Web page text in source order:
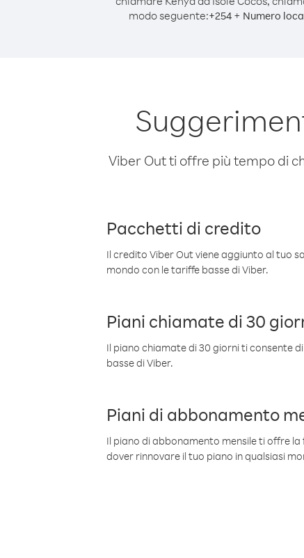
modo seguente:+254 + Numero
Viber Out ti offre più tempo di
Pacchetti di credito
Il credito Viber Out viene aggiunto al tuo
mondo con le tariffe basse di Viber.
Piani chiamate di 30
Il piano chiamate di 30 giorni ti consente
basse di Viber.
Piani di abbonamento
Il piano di abbonamento mensile ti offre
dover rinnovare il tuo piano in qualsiasi